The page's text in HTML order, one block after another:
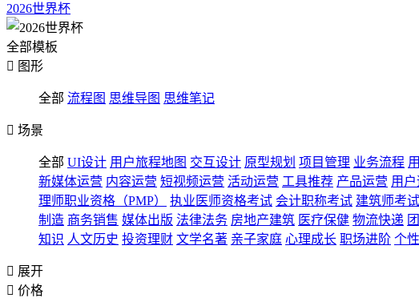
2026世界杯
全部模板
 图形
全部 流程图 思维导图 思维笔记
 场景
全部 UI设计 用户旅程地图 交互设计 原型规划 项目管理 业务流程
新媒体运营 内容运营 短视频运营 活动运营 工具推荐 产品运营 用
理师职业资格（PMP）
执业医师资格考试 会计职称考试 建筑师考试
制造 商务销售 媒体出版 法律法务 房地产建筑 医疗保健 物流快递
知识 人文历史 投资理财 文学名著 亲子家庭 心理成长 职场进阶 个
 展开
 价格